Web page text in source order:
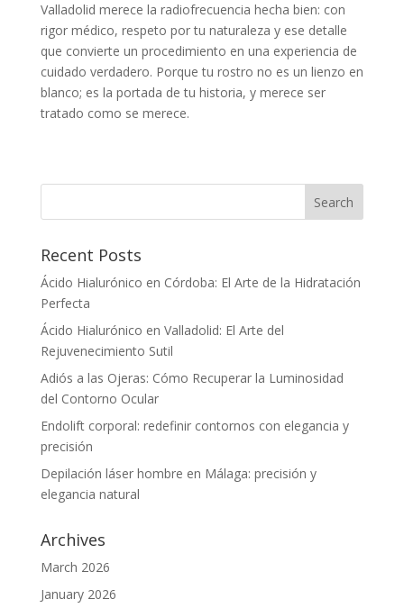
Valladolid merece la radiofrecuencia hecha bien: con
rigor médico, respeto por tu naturaleza y ese detalle
que convierte un procedimiento en una experiencia de
cuidado verdadero. Porque tu rostro no es un lienzo en
blanco; es la portada de tu historia, y merece ser
tratado como se merece.
Recent Posts
Ácido Hialurónico en Córdoba: El Arte de la Hidratación
Perfecta
Ácido Hialurónico en Valladolid: El Arte del
Rejuvenecimiento Sutil
Adiós a las Ojeras: Cómo Recuperar la Luminosidad
del Contorno Ocular
Endolift corporal: redefinir contornos con elegancia y
precisión
Depilación láser hombre en Málaga: precisión y
elegancia natural
Archives
March 2026
January 2026